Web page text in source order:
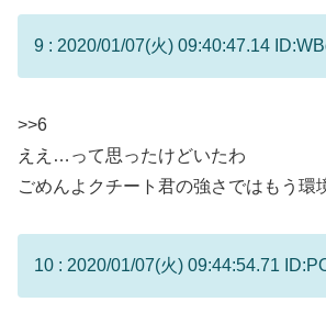
9 : 2020/01/07(火) 09:40:47.14
>>6
ええ…って思ったけどいたわ
ごめんよクチート君の強さではもう
10 : 2020/01/07(火) 09:44:54.71